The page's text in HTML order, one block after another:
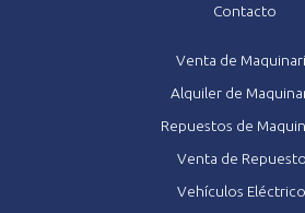
Contacto
Venta de
Alquiler de
Repuestos de
Venta de
Vehículos